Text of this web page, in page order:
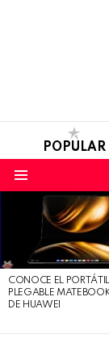
POPULAR
STORIES
CONOCE EL PORTÁTIL
PLEGABLE
DE HUAWEI